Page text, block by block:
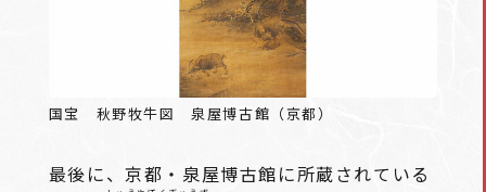
国宝 秋野牧牛図 泉屋博古館（京都）
最後に、京都・泉屋博古館に所蔵されている